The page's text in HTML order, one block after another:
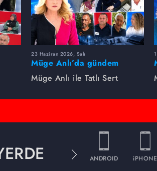
23 Haziran 2026, Salı
Müge Anlı’da gündem
sarsıldı! Kayıp dosyaları ve
aile ihanetleri herkesi şoke
Müge Anlı ile Tatlı Sert
ANDROID iPHONE